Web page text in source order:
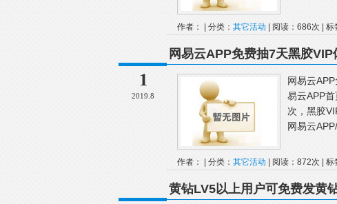
作者： | 分类： 其它活动 | 阅读：686次 | 标
1
2019.8
网易云APP免费抽7天黑胶
网易云
易云APP
次，黑胶
网易云
作者： | 分类： 其它活动 | 阅读：872次 | 标
黄钻LV5以上用户可免费发黄